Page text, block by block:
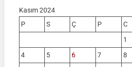
Kasım 2024
P
S Ç P C
1
4
5 6 7 8